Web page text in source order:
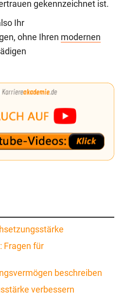
gekennzeichnet ist.
Ihr
ohne Ihren modernen
Fragen für
beschreiben
verbessern